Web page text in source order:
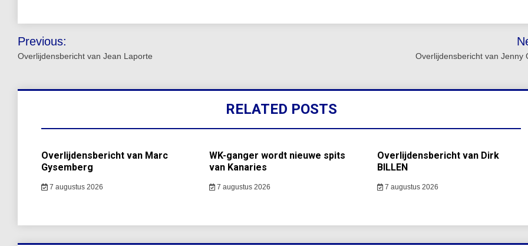
Bericht
navigatie
Previous:
Overlijdensbericht van Jean Laporte Overlijdensbericht van Jenny
RELATED POSTS
Overlijdensbericht van Marc
Gysemberg
7 augustus 2026
WK-ganger wordt nieuwe spits
van Kanaries
7 augustus 2026
Overlijdensbericht van Dirk
BILLEN
7 augustus 2026